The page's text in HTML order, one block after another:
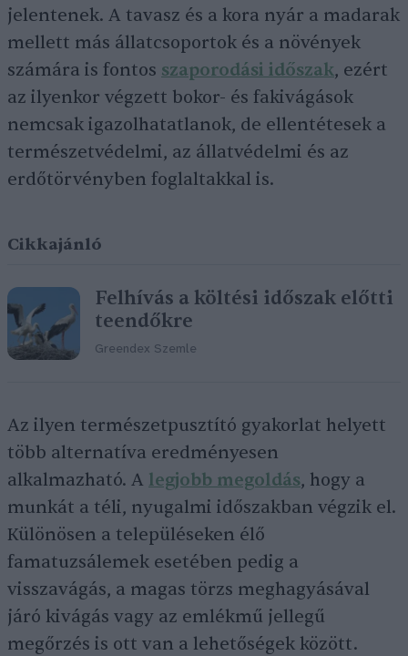
jelentenek. A tavasz és a kora nyár a madarak
mellett más állatcsoportok és a növények
számára is fontos szaporodási időszak, ezért
az ilyenkor végzett bokor- és fakivágások
nemcsak igazolhatatlanok, de ellentétesek a
természetvédelmi, az állatvédelmi és az
erdőtörvényben foglaltakkal is.
Cikkajánló
Felhívás a költési időszak előtti
teendőkre
Greendex Szemle
Az ilyen természetpusztító gyakorlat helyett
több alternatíva eredményesen
alkalmazható. A legjobb megoldás, hogy a
munkát a téli, nyugalmi időszakban végzik el.
Különösen a településeken élő
famatuzsálemek esetében pedig a
visszavágás, a magas törzs meghagyásával
járó kivágás vagy az emlékmű jellegű
megőrzés is ott van a lehetőségek között.